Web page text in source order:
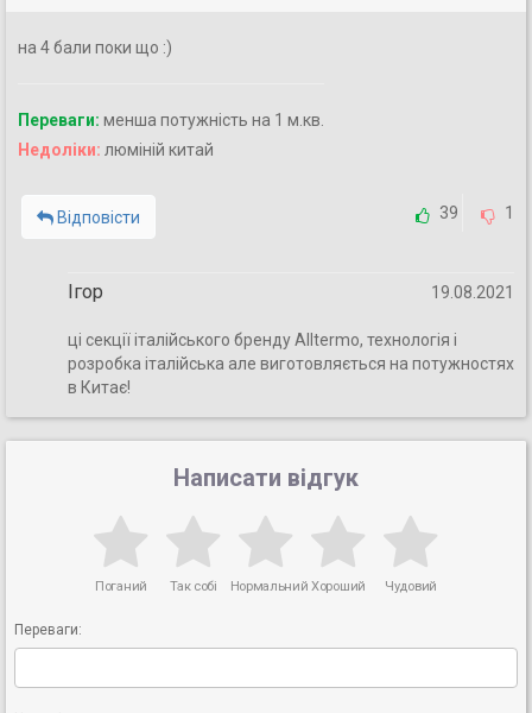
на 4 бали поки що :)
Переваги: менша потужність на 1 м.кв.
Недоліки: люміній китай
39 1
Відповісти
Ігор 19.08.2021
ці секції італійського бренду Alltermo, технологія і
розробка італійська але виготовляється на потужностях
в Китає!
Написати відгук
Поганий Так собі Нормальний Хороший Чудовий
Переваги: